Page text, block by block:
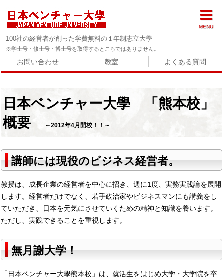
100社の経営者が創った学費無料の１年制志立大學
※学士号・修士号・博士号を取得するところではありません。
お問い合わせ 教室 よくある質問
日本ベンチャー大學 「熊本校」
概要
～2012年4月開校！！～
講師には現役のビジネス経営者。
教授は、成長企業の経営者を中心に招き、週に1度、実務実践論を展開
します。経営者だけでなく、若手政治家やビジネスマンにも講義をし
ていただき、日本を元気にさせていくための精神と知識を養います。
ただし、実践できることを重視します。
無月謝大学！
「日本ベンチャー大學熊本校」は、就活生をはじめ大学・大学院を卒
MENU